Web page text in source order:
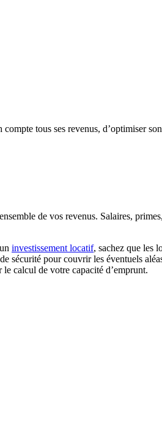
tous ses revenus, d’optimiser
de vos revenus. Salaires, primes,
investissement locatif, sachez que les
sécurité pour couvrir les éventuels
calcul de votre capacité d’emprunt.